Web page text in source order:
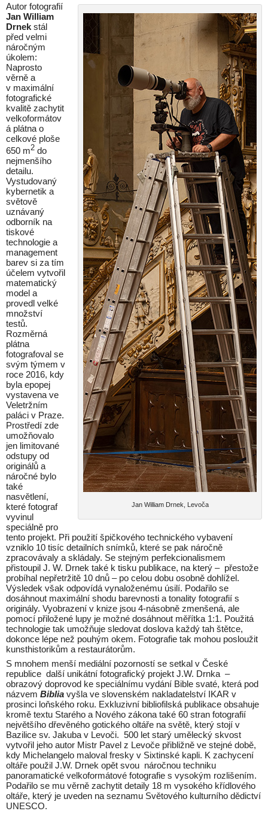
Jan William Drnek, Levoča
Autor fotografií
Jan William
Drnek stál
před velmi
náročným
úkolem:
Naprosto
věrně a
v maximální
fotografické
kvalitě zachytit
velkoformátov
á plátna o
celkové ploše
650 m2 do
nejmenšího
detailu.
Vystudovaný
kybernetik a
světově
uznávaný
odborník na
tiskové
technologie a
management
barev si za tím
účelem vytvořil
matematický
model a
provedl velké
množství
testů.
Rozměrná
plátna
fotografoval se
svým týmem v
roce 2016, kdy
byla epopej
vystavena ve
Veletržním
paláci v Praze.
Prostředí zde
umožňovalo
jen limitované
odstupy od
originálů a
náročné bylo
také
nasvětlení,
které fotograf
vyvinul
speciálně pro
tento projekt. Při použití špičkového technického vybavení
vzniklo 10 tisíc detailních snímků, které se pak náročně
zpracovávaly a skládaly. Se stejným perfekcionalismem
přistoupil J. W. Drnek také k tisku publikace, na který – přestože
probíhal nepřetržitě 10 dnů – po celou dobu osobně dohlížel.
Výsledek však odpovídá vynaloženému úsilí. Podařilo se
dosáhnout maximální shodu barevnosti a tonality fotografií s
originály. Vyobrazení v knize jsou 4-násobně zmenšená, ale
pomocí přiložené lupy je možné dosáhnout měřítka 1:1. Použitá
technologie tak umožňuje sledovat doslova každý tah štětce,
dokonce lépe než pouhým okem. Fotografie tak mohou posloužit
kunsthistorikům a restaurátorům.
S mnohem menší mediální pozorností se setkal v České
republice další unikátní fotografický projekt J.W. Drnka –
obrazový doprovod ke speciálnímu vydání Bible svaté, která pod
názvem Biblia vyšla ve slovenském nakladatelství IKAR v
prosinci loňského roku. Exkluzivní bibliofilská publikace obsahuje
kromě textu Starého a Nového zákona také 60 stran fotografií
největšího dřevěného gotického oltáře na světě, který stojí v
Bazilice sv. Jakuba v Levoči. 500 let starý umělecký skvost
vytvořil jeho autor Mistr Pavel z Levoče přibližně ve stejné době,
kdy Michelangelo maloval fresky v Sixtinské kapli. K zachycení
oltáře použil J.W. Drnek opět svou náročnou techniku
panoramatické velkoformátové fotografie s vysokým rozlišením.
Podařilo se mu věrně zachytit detaily 18 m vysokého křídlového
oltáře, který je uveden na seznamu Světového kulturního dědictví
UNESCO.